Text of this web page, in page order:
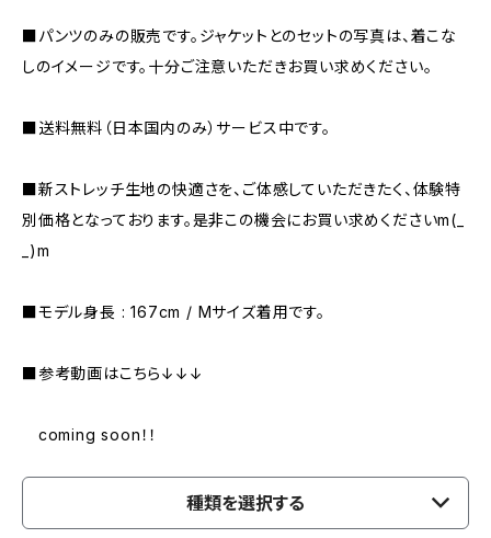
■パンツのみの販売です。ジャケットとのセットの写真は、着こな
しのイメージです。十分ご注意いただきお買い求めください。
■送料無料（日本国内のみ）サービス中です。
■新ストレッチ生地の快適さを、ご体感していただきたく、体験特
別価格となっております。是非この機会にお買い求めくださいm(_
_)m
■モデル身長 : 167cm / Mサイズ着用です。
■参考動画はこちら↓↓↓
coming soon！！
種類を選択する